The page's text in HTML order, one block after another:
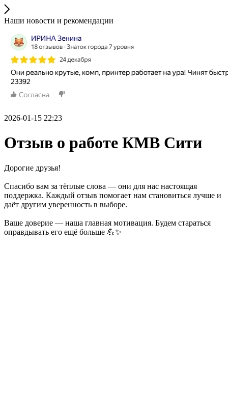
Наши новости и рекомендации
2026-01-15 22:23
Отзыв о работе КМВ Сити
Дорогие друзья!
Спасибо вам за тёплые слова — они для нас настоящая
поддержка. Каждый отзыв помогает нам становиться лучше и
даёт другим уверенность в выборе.
Ваше доверие — наша главная мотивация. Будем стараться
оправдывать его ещё больше 💪✨